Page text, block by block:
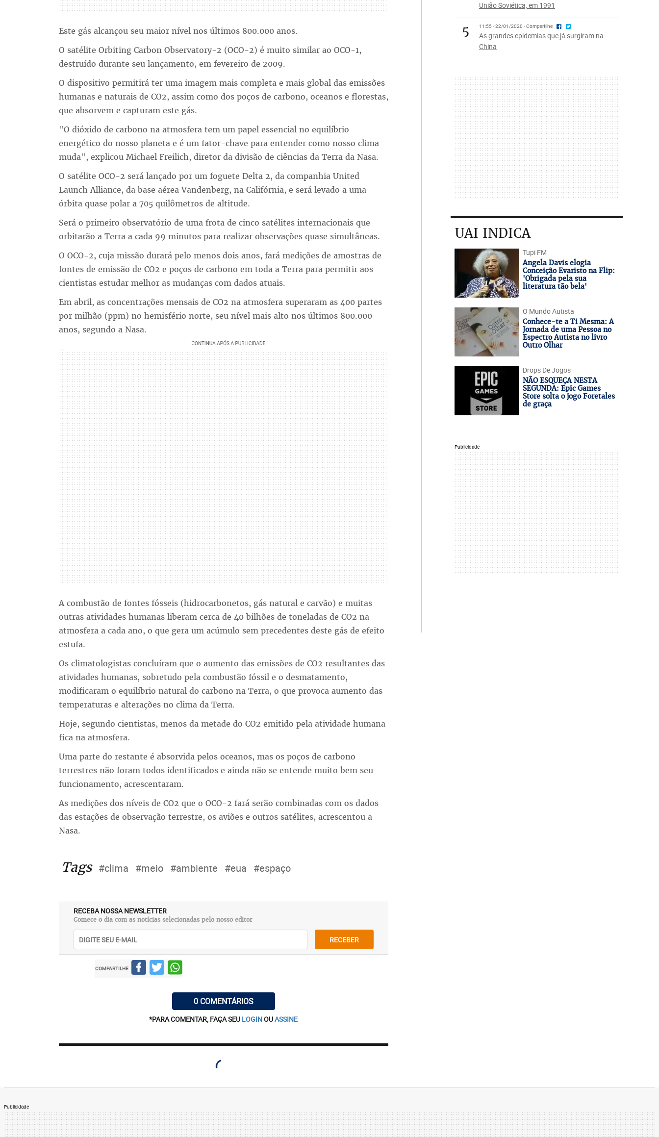
Este gás alcançou seu maior nível nos últimos 800.000 anos.
O satélite Orbiting Carbon Observatory-2 (OCO-2) é muito similar ao OCO-1,
destruído durante seu lançamento, em fevereiro de 2009.
O dispositivo permitirá ter uma imagem mais completa e mais global das emissões
humanas e naturais de CO2, assim como dos poços de carbono, oceanos e florestas,
que absorvem e capturam este gás.
"O dióxido de carbono na atmosfera tem um papel essencial no equilíbrio
energético do nosso planeta e é um fator-chave para entender como nosso clima
muda", explicou Michael Freilich, diretor da divisão de ciências da Terra da Nasa.
O satélite OCO-2 será lançado por um foguete Delta 2, da companhia United
Launch Alliance, da base aérea Vandenberg, na Califórnia, e será levado a uma
órbita quase polar a 705 quilômetros de altitude.
Será o primeiro observatório de uma frota de cinco satélites internacionais que
orbitarão a Terra a cada 99 minutos para realizar observações quase simultâneas.
O OCO-2, cuja missão durará pelo menos dois anos, fará medições de amostras de
fontes de emissão de CO2 e poços de carbono em toda a Terra para permitir aos
cientistas estudar melhor as mudanças com dados atuais.
Em abril, as concentrações mensais de CO2 na atmosfera superaram as 400 partes
por milhão (ppm) no hemisfério norte, seu nível mais alto nos últimos 800.000
anos, segundo a Nasa.
A combustão de fontes fósseis (hidrocarbonetos, gás natural e carvão) e muitas
outras atividades humanas liberam cerca de 40 bilhões de toneladas de CO2 na
atmosfera a cada ano, o que gera um acúmulo sem precedentes deste gás de efeito
estufa.
Os climatologistas concluíram que o aumento das emissões de CO2 resultantes das
atividades humanas, sobretudo pela combustão fóssil e o desmatamento,
modificaram o equilíbrio natural do carbono na Terra, o que provoca aumento das
temperaturas e alterações no clima da Terra.
Hoje, segundo cientistas, menos da metade do CO2 emitido pela atividade humana
fica na atmosfera.
Uma parte do restante é absorvida pelos oceanos, mas os poços de carbono
terrestres não foram todos identificados e ainda não se entende muito bem seu
funcionamento, acrescentaram.
As medições dos níveis de CO2 que o OCO-2 fará serão combinadas com os dados
das estações de observação terrestre, os aviões e outros satélites, acrescentou a
Nasa.
Tags #clima #meio #ambiente #eua #espaço
RECEBA NOSSA NEWSLETTER
Comece o dia com as notícias selecionadas pelo nosso editor
RECEBER
COMPARTILHE
0 COMENTÁRIOS
*PARA COMENTAR, FAÇA SEU LOGINOUASSINE
União Soviética, em 1991
5 11:55 - 22/01/2020 - Compartilhe
As grandes epidemias que já surgiram na
China
UAI INDICA
Tupi FM
Angela Davis elogia
Conceição Evaristo na Flip:
'Obrigada pela sua
literatura tão bela'
O Mundo Autista
Conhece-te a Ti Mesma: A
Jornada de uma Pessoa no
Espectro Autista no livro
Outro Olhar
Drops De Jogos
NÃO ESQUEÇA NESTA
SEGUNDA: Epic Games
Store solta o jogo Foretales
de graça
Publicidade
Publicidade